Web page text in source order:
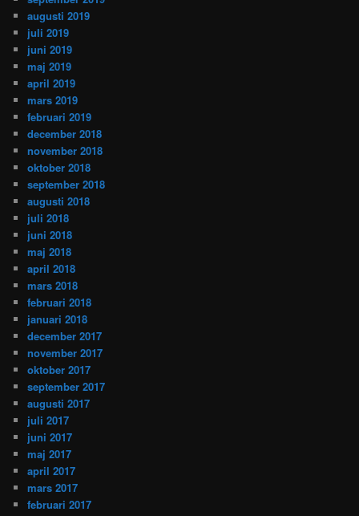
augusti 2019
juli 2019
juni 2019
maj 2019
april 2019
mars 2019
februari 2019
december 2018
november 2018
oktober 2018
september 2018
augusti 2018
juli 2018
juni 2018
maj 2018
april 2018
mars 2018
februari 2018
januari 2018
december 2017
november 2017
oktober 2017
september 2017
augusti 2017
juli 2017
juni 2017
maj 2017
april 2017
mars 2017
februari 2017